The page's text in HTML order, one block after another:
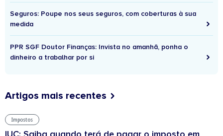
Seguros: Poupe nos seus seguros, com coberturas à sua
medida
PPR SGF Doutor Finanças: Invista no amanhã, ponha o
dinheiro a trabalhar por si
Artigos mais recentes
Impostos
IUC: Saiba quando terá de pagar o imposto em